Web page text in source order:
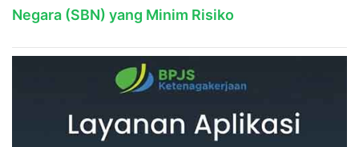
Negara (SBN) yang Minim Risiko